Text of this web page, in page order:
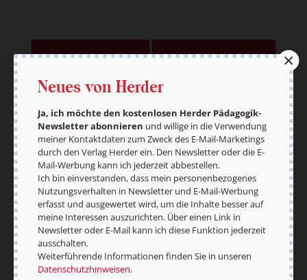
Vertrag widerrufen Abo online kündigen
Nach oben
Neues von Herder
Ja, ich möchte den kostenlosen Herder Pädagogik-
Newsletter abonnieren und willige in die Verwendung
meiner Kontaktdaten zum Zweck des E-Mail-Marketings
durch den Verlag Herder ein. Den Newsletter oder die E-
Mail-Werbung kann ich jederzeit abbestellen.
Ich bin einverstanden, dass mein personenbezogenes
Nutzungsverhalten in Newsletter und E-Mail-Werbung
erfasst und ausgewertet wird, um die Inhalte besser auf
meine Interessen auszurichten. Über einen Link in
Newsletter oder E-Mail kann ich diese Funktion jederzeit
ausschalten.
Weiterführende Informationen finden Sie in unseren
Datenschutzhinweisen.